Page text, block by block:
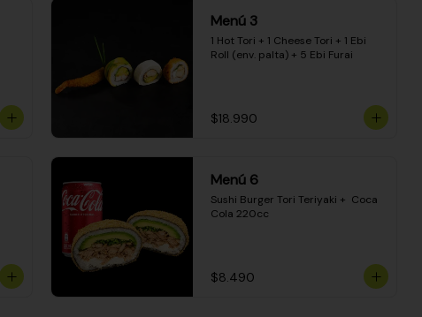
Menú 3
1 Hot Tori + 1 Cheese Tori + 1 Ebi
Roll (env. palta) + 5 Ebi Furai
$18.990
Menú 6
Sushi Burger Tori Teriyaki +  Coca
Cola 220cc
$8.490